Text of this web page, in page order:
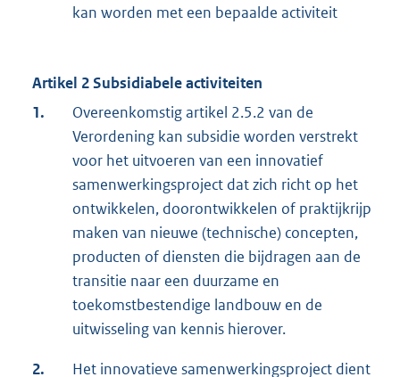
kan worden met een bepaalde activiteit
Artikel 2 Subsidiabele activiteiten
1.
Overeenkomstig artikel 2.5.2 van de
Verordening kan subsidie worden verstrekt
voor het uitvoeren van een innovatief
samenwerkingsproject dat zich richt op het
ontwikkelen, doorontwikkelen of praktijkrijp
maken van nieuwe (technische) concepten,
producten of diensten die bijdragen aan de
transitie naar een duurzame en
toekomstbestendige landbouw en de
uitwisseling van kennis hierover.
2. Het innovatieve samenwerkingsproject dient